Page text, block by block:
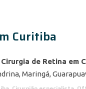
Curitiba
Cirurgia de Retina em
Maringá,